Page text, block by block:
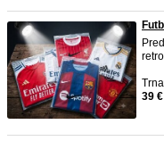
39 €